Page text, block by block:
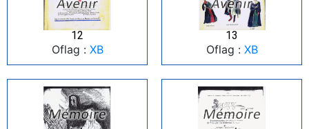
12
Oflag : XB
13
Oflag : XB